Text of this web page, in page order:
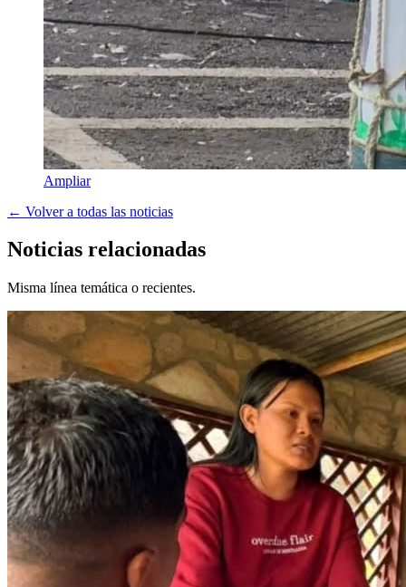
Ampliar
← Volver a todas las noticias
Noticias relacionadas
Misma línea temática o recientes.